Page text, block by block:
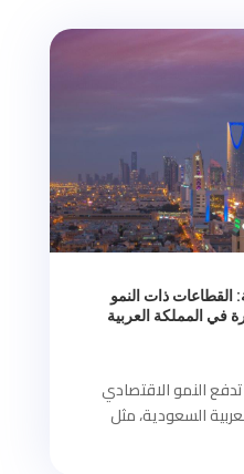
القطاعات ذات النمو
في المملكة العربية
تدفع النمو الاقتصادي
السعودية، مثل